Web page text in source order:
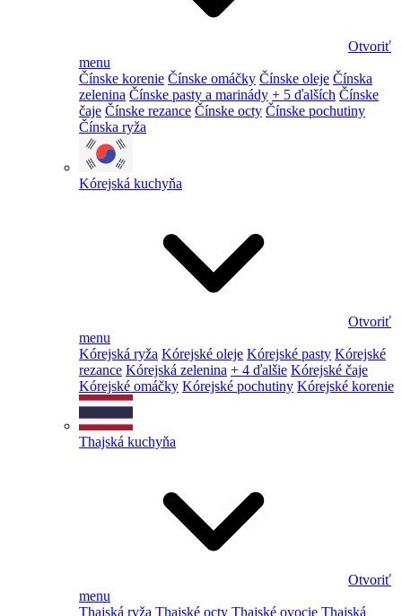
Otvoriť
menu
Čínske korenie Čínske omáčky Čínske oleje Čínska
zelenina Čínske pasty a marinády + 5 ďalších Čínske
čaje Čínske rezance Čínske octy Čínske pochutiny
Čínska ryža
Kórejská kuchyňa
Otvoriť
menu
Kórejská ryža Kórejské oleje Kórejské pasty Kórejské
rezance Kórejská zelenina + 4 ďalšie Kórejské čaje
Kórejské omáčky Kórejské pochutiny Kórejské korenie
Thajská kuchyňa
Otvoriť
menu
Thajská ryža Thajské octy Thajské ovocie Thajská